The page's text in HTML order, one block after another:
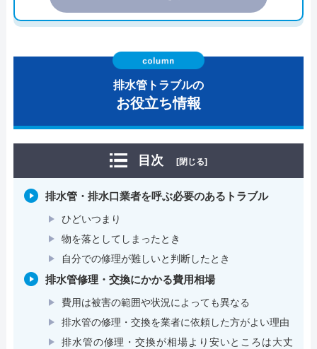
排水管トラブルの
お役立ち情報
目次 [閉じる]
排水管・排水口業者を呼ぶ必要のあるトラブル
ひどいつまり
物を落としてしまったとき
自分での修理が難しいと判断したとき
排水管修理・交換にかかる費用相場
費用は被害の範囲や状況によっても異なる
排水管の修理・交換を業者に依頼した方がよい理由
排水管の修理・交換が相場より安いところは大丈